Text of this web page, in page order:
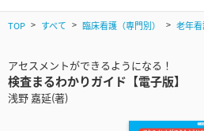
TOP すべて 臨床看護（専門別） 老年
アセスメントができるようになる！
検査まるわかりガイド【電子版】
浅野 嘉延(著)